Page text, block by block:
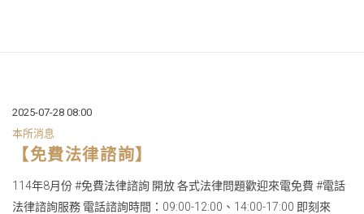
2025-07-28 08:00
本所消息
【免費法律諮詢】
114年8月份 #免費法律諮詢 開放 各式法律問題歡迎來電免費 #電話
法律諮詢服務 電話諮詢時間：09:00-12:00、14:00-17:00 即刻來